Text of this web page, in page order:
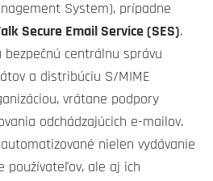
System), prípadne
Secure Email Service (SES).
bezpečnú centrálnu správu
a distribúciu S/MIME
vrátane podpory
odchádzajúcich e-mailov.
nielen vydávanie
používateľov, ale aj ich